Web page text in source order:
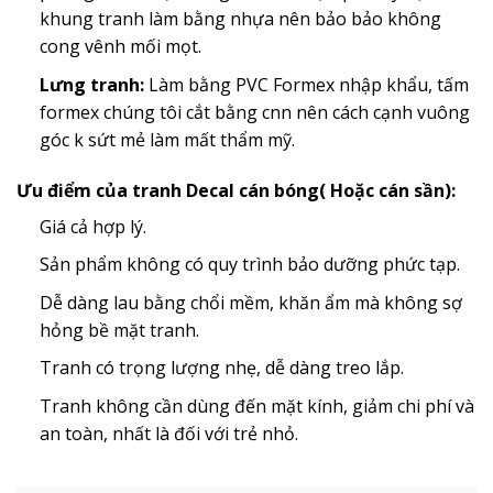
khung tranh làm bằng nhựa nên bảo bảo không
cong vênh mối mọt.
Lưng tranh:Làm bằng PVC Formex nhập khẩu, tấm
formex chúng tôi cắt bằng cnn nên cách cạnh vuông
góc k sứt mẻ làm mất thẩm mỹ.
Ưu điểm của tranh Decal cán bóng( Hoặc cán sần):
Giá cả hợp lý.
Sản phẩm không có quy trình bảo dưỡng phức tạp.
Dễ dàng lau bằng chổi mềm, khăn ẩm mà không sợ
hỏng bề mặt tranh.
Tranh có trọng lượng nhẹ, dễ dàng treo lắp.
Tranh không cần dùng đến mặt kính, giảm chi phí và
an toàn, nhất là đối với trẻ nhỏ.